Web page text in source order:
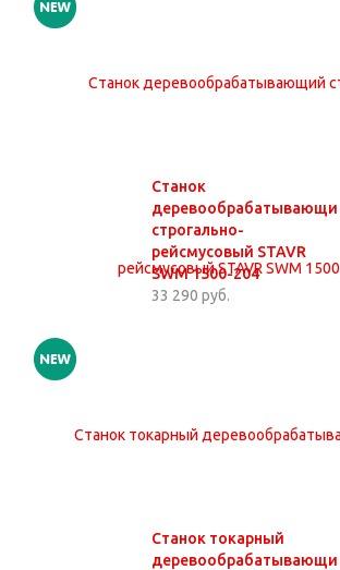
Станок
деревообрабатывающий
строгально-
рейсмусовый STAVR
SWM 1500-204
33 290 руб.
Станок токарный
деревообрабатывающий